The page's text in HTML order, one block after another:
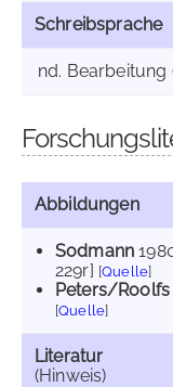
Schreibsprache
nd. Bearbeitung
Abbildungen
Sodmann
229r] [Quelle]
Peters/Roolfs
[Quelle]
Literatur
(Hinweis)